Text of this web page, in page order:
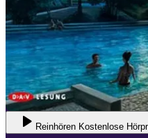
Reinhören Kostenlose